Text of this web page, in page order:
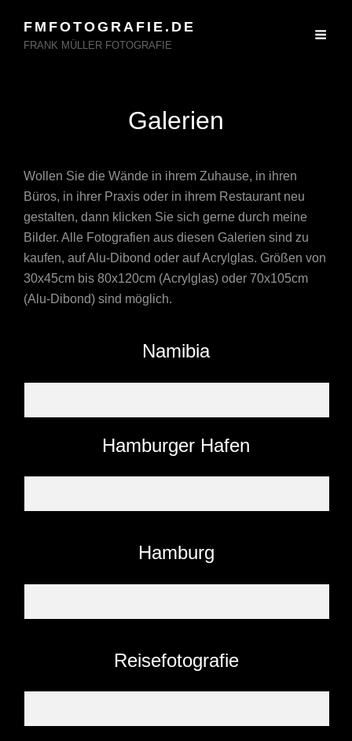
FMFOTOGRAFIE.DE
FRANK MÜLLER FOTOGRAFIE
Galerien
Wollen Sie die Wände in ihrem Zuhause, in ihren
Büros, in ihrer Praxis oder in ihrem Restaurant neu
gestalten, dann klicken Sie sich gerne durch meine
Bilder. Alle Fotografien aus diesen Galerien sind zu
kaufen, auf Alu-Dibond oder auf Acrylglas. Größen von
30x45cm bis 80x120cm (Acrylglas) oder 70x105cm
(Alu-Dibond) sind möglich.
Namibia
Hamburger Hafen
Hamburg
Reisefotografie